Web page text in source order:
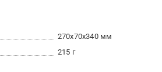
270x70x340 мм
215 г